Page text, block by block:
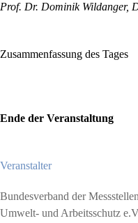
Prof. Dr. Dominik Wildanger,
Zusammenfassung des Tages
Ende der Veranstaltung
Veranstalter
Bundesverband der
Umwelt- und Arbeitsschutz